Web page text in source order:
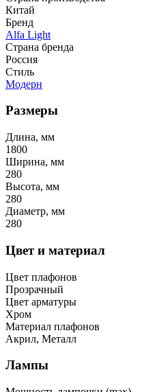
Китай
Бренд
Alfa Light
Страна бренда
Россия
Стиль
Модерн
Размеры
Длина, мм
1800
Ширина, мм
280
Высота, мм
280
Диаметр, мм
280
Цвет и материал
Цвет плафонов
Прозрачный
Цвет арматуры
Хром
Материал плафонов
Акрил, Металл
Лампы